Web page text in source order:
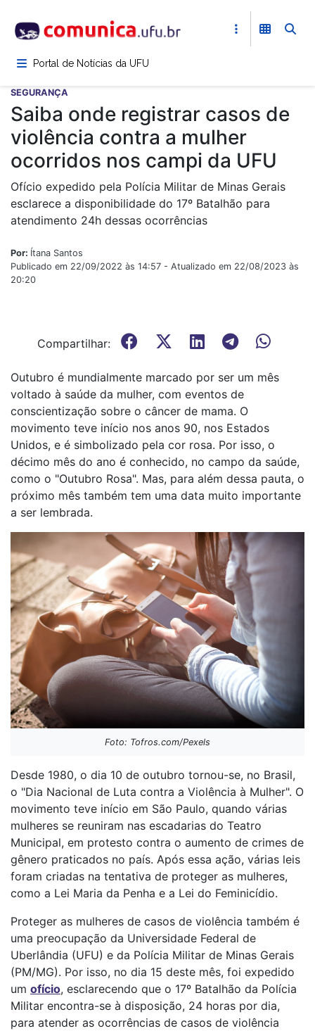
para
conteúdoPortal de Notícias da UFU
SEGURANÇA
Saiba onde registrar casos de
violência contra a mulher
ocorridos nos campi da UFU
Ofício expedido pela Polícia Militar de Minas Gerais
esclarece a disponibilidade do 17º Batalhão para
atendimento 24h dessas ocorrências
Por: Ítana Santos
Publicado em 22/09/2022 às 14:57 - Atualizado em 22/08/2023 às
20:20
Compartilhar:
Outubro é mundialmente marcado por ser um mês
voltado à saúde da mulher, com eventos de
conscientização sobre o câncer de mama. O
movimento teve início nos anos 90, nos Estados
Unidos, e é simbolizado pela cor rosa. Por isso, o
décimo mês do ano é conhecido, no campo da saúde,
como o "Outubro Rosa". Mas, para além dessa pauta, o
próximo mês também tem uma data muito importante
a ser lembrada.
Foto: Tofros.com/Pexels
Desde 1980, o dia 10 de outubro tornou-se, no Brasil,
o "Dia Nacional de Luta contra a Violência à Mulher". O
movimento teve início em São Paulo, quando várias
mulheres se reuniram nas escadarias do Teatro
Municipal, em protesto contra o aumento de crimes de
gênero praticados no país. Após essa ação, várias leis
foram criadas na tentativa de proteger as mulheres,
como a Lei Maria da Penha e a Lei do Feminicídio.
Proteger as mulheres de casos de violência também é
uma preocupação da Universidade Federal de
Uberlândia (UFU) e da Polícia Militar de Minas Gerais
(PM/MG). Por isso, no dia 15 deste mês, foi expedido
um ofício, esclarecendo que o 17º Batalhão da Polícia
Militar encontra-se à disposição, 24 horas por dia,
para atender as ocorrências de casos de violência